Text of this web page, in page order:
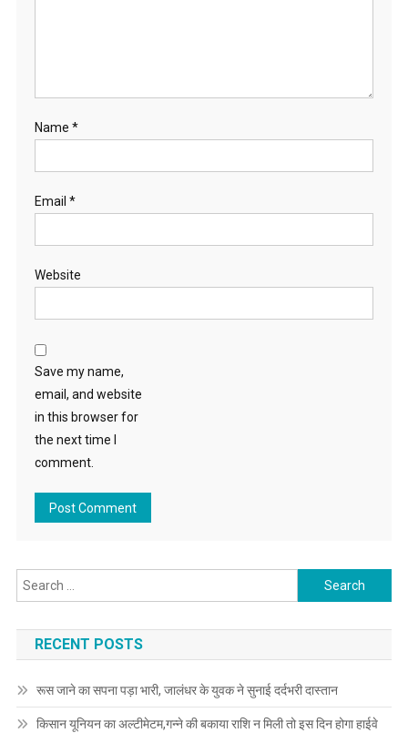
Name *
Email *
Website
Save my name,
email, and website
in this browser for
the next time I
comment.
Search for:
RECENT POSTS
रूस जाने का सपना पड़ा भारी, जालंधर के युवक ने सुनाई दर्दभरी दास्तान
किसान यूनियन का अल्टीमेटम,गन्ने की बकाया राशि न मिली तो इस दिन होगा हाईवे